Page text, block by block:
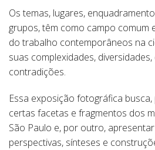
Os temas, lugares,
grupos, têm como campo comum
do trabalho contemporâneos na
suas complexidades,
contradições.
Essa exposição fotográfica
certas facetas e fragmentos dos
São Paulo e, por outro,
perspectivas, sínteses e